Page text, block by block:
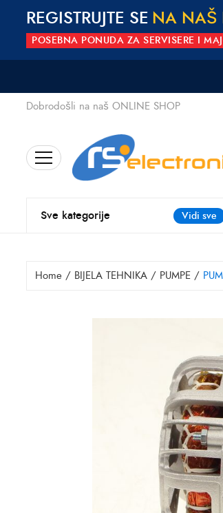
REGISTRUJTE SE NA NAŠ
POSEBNA PONUDA ZA SERVISERE I
Dobrodošli na naš ONLINE SHOP
Sve kategorije Vidi sve
Home / BIJELA TEHNIKA / PUMPE /